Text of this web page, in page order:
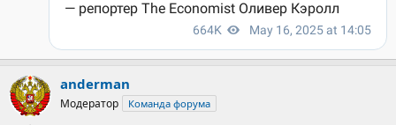
anderman
Модератор Команда форума